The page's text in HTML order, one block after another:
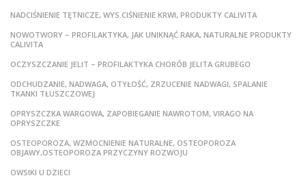
NADCIŚNIENIE TĘTNICZE, WYS.CIŚNIENIE KRWI, PRODUKTY CALIVITA
NOWOTWORY – PROFILAKTYKA, JAK UNIKNĄĆ RAKA, NATURALNE PRODUKTY
CALIVITA
OCZYSZCZANIE JELIT – PROFILAKTYKA CHORÓB JELITA GRUBEGO
ODCHUDZANIE, NADWAGA, OTYŁOŚĆ, ZRZUCENIE NADWAGI, SPALANIE
TKANKI TŁUSZCZOWEJ
OPRYSZCZKA WARGOWA, ZAPOBIEGANIE NAWROTOM, VIRAGO NA
OPRYSZCZKE
OSTEOPOROZA, WZMOCNIENIE NATURALNE, OSTEOPOROZA
OBJAWY,OSTEOPOROZA PRZYCZYNY ROZWOJU
OWSIKI U DZIECI